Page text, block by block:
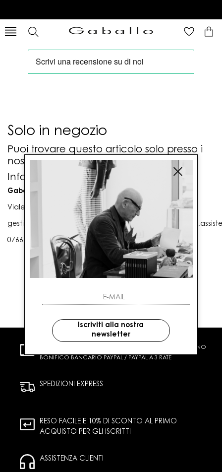
Solo in negozio
Puoi trovare questo articolo solo presso i
nostri punti vendita:
Info contatti
Gaballo Mario srl
Viale G. Matteotti n. 23 00053 Civitavecchia (RM)
0766 25656
CARTA DI CREDITO CONTRASSEGNO
BONIFICO BANCARIO PAYPAL / PAYPAL A 3 RATE
SPEDIZIONI EXPRESS
RESO FACILE E 10% DI SCONTO AL PRIMO
ACQUISTO PER GLI ISCRITTI
ASSISTENZA CLIENTI
Iscriviti alla nostra
newsletter